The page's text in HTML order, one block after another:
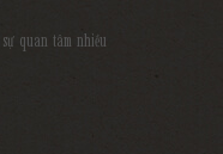
quan tâm nhiều